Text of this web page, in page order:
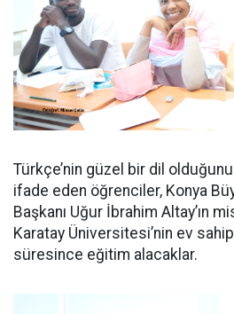
Türkçe’nin güzel bir dil
ifade eden öğrenciler, Konya
Başkanı Uğur İbrahim Altay’ın
Karatay Üniversitesi’nin ev
süresince eğitim alacaklar.